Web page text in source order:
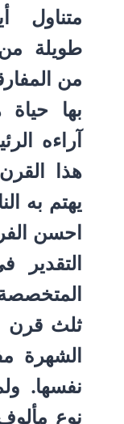
متناول
طويلة
من
بها
آراءه
هذا
يهتم به
احسن
التقدير
ثلث قرن
الشهرة
نفسها.
نوع